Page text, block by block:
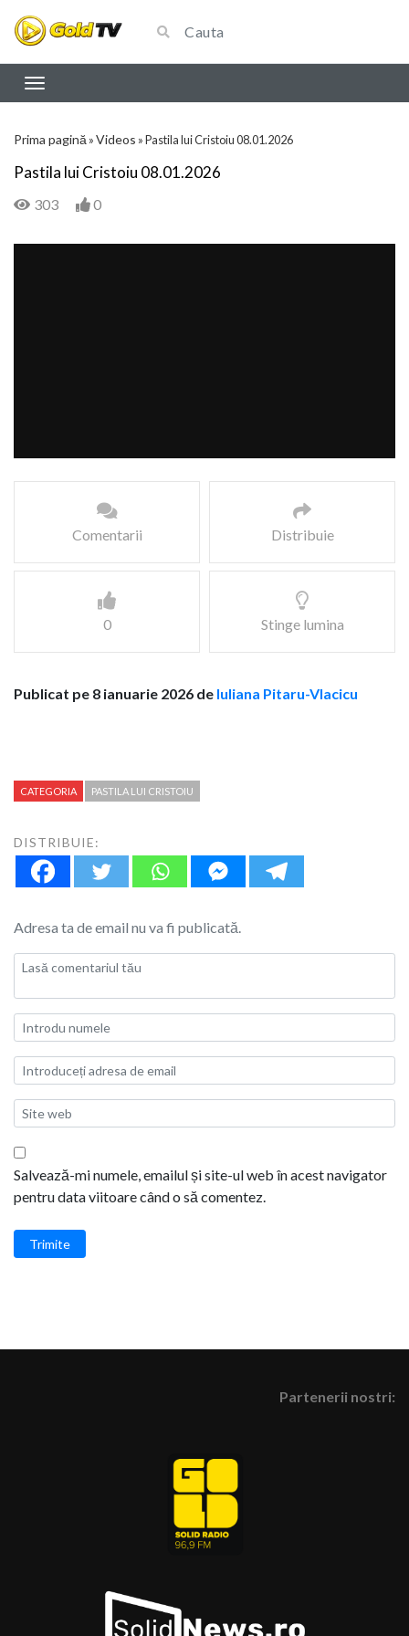
Prima pagină »Videos »Pastila lui Cristoiu 08.01.2026
Pastila lui Cristoiu 08.01.2026
303 0
Comentarii Distribuie
0 Stinge lumina
Publicat pe 8 ianuarie 2026 de Iuliana Pitaru-Vlacicu
CATEGORIA PASTILA LUI CRISTOIU
DISTRIBUIE:
Adresa ta de email nu va fi publicată.
Salvează-mi numele, emailul și site-ul web în acest navigator
pentru data viitoare când o să comentez.
Trimite
Partenerii nostri: